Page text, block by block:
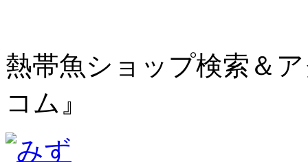
熱帯魚ショップ検索＆
コム』